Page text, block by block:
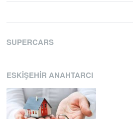
SUPERCARS
ESKIŞEHIR ANAHTARCI